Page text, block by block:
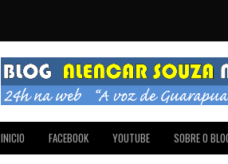
INICIO FACEBOOK YOUTUBE SOBRE O